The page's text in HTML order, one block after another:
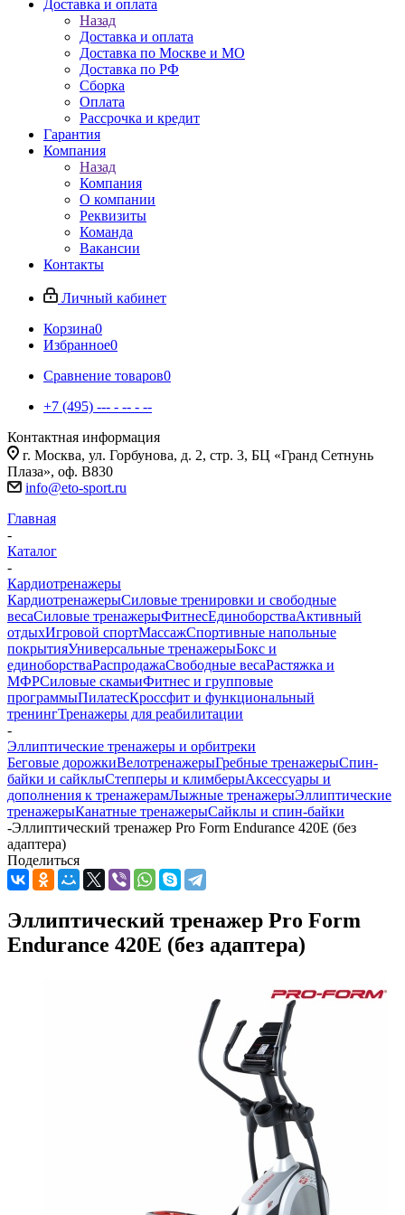
Доставка и оплата
Назад
Доставка и оплата
Доставка по Москве и МО
Доставка по РФ
Сборка
Оплата
Рассрочка и кредит
Гарантия
Компания
Назад
Компания
О компании
Реквизиты
Команда
Вакансии
Контакты
Личный кабинет
Корзина0
Избранное0
Сравнение товаров0
+7 (495) --- - -- - --
Контактная информация
г. Москва, ул. Горбунова, д. 2, стр. 3, БЦ «Гранд Сетнунь
Плаза», оф. В830
info@eto-sport.ru
Главная
-
Каталог
-
Кардиотренажеры
КардиотренажерыСиловые тренировки и свободные
весаСиловые тренажерыФитнесЕдиноборстваАктивный
отдыхИгровой спортМассажСпортивные напольные
покрытияУниверсальные тренажерыБокс и
единоборстваРаспродажаСвободные весаРастяжка и
МФРСиловые скамьиФитнес и групповые
программыПилатесКроссфит и функциональный
тренингТренажеры для реабилитации
-
Эллиптические тренажеры и орбитреки
Беговые дорожкиВелотренажерыГребные тренажерыСпин-
байки и сайклыСтепперы и климберыАксессуары и
дополнения к тренажерамЛыжные тренажерыЭллиптические
тренажерыКанатные тренажерыСайклы и спин-байки
-Эллиптический тренажер Pro Form Endurance 420E (без
адаптера)
Поделиться
Эллиптический тренажер Pro Form
Endurance 420E (без адаптера)